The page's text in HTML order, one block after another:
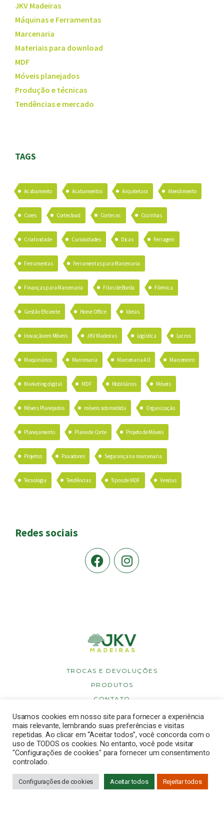
JKV Madeiras
Máquinas e Ferramentas
Marcenaria
Materiais para download
MDF
Móveis planejados
Produção e técnicas
Tendências e mercado
TAGS
Acabamento Acabamentos Arquitetura Atendimento
Cores Cortecloud Corte cnc Cozinhas
Criatividade Curiosidades Dicas Ferragem
Ferramentas Ferramentas para Marcenaria
Finanças para Marcenaria Fitas de Borda Fórmica
Gestão Eficiente Home Office Ideias
Inovação em Móveis JKV Madeiras Logística Lucros
Maquinários Marcenaria Marcenaria 4.0 Marceneiro
Marketing digital MDF Mobiliários Móveis
Móveis Planejados móveis sob medida Organização
Planejamento Plano de Corte Projeto de Móveis
Projetos Puxadores Segurança na marcenaria
Tecnologia Tendências Tipos de MDF Vendas
Redes sociais
TROCAS E DEVOLUÇÕES
PRODUTOS
CONTATO
POLÍTICA DE PRIVACIDADE
POLÍTICA DE COOKIES
Copyright © 2026 JKV Madeiras. Todos os direitos reservados.
Usamos cookies em nosso site para fornecer a experiência
mais relevante, lembrando suas preferências e visitas
repetidas. Ao clicar em “Aceitar todos”, você concorda com o
uso de TODOS os cookies. No entanto, você pode visitar
"Configurações de cookies" para fornecer um consentimento
controlado.
Configurações de cookies Aceitar todos Rejeitar todos